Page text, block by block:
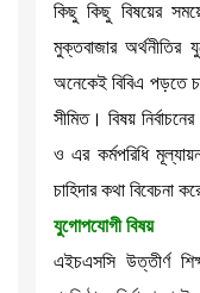
কিছু কিছু বিষয়ের
মুক্তবাজার অর্থনীতির
অনেকেই বিবিএ পড়তে
সীমিত। বিষয় নির্বাচনের
ও এর কর্মপরিধি
চাহিদার কথা বিবেচনা
যুগোপযোগী বিষয়
এইচএসসি উত্তীর্ণ